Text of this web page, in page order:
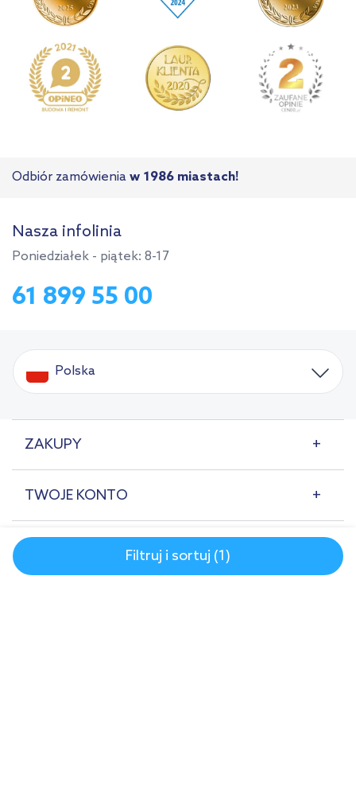
Odbiór zamówienia w 1986 miastach!
Nasza infolinia
Poniedziałek - piątek: 8-17
61 899 55 00
Polska
ZAKUPY
TWOJE KONTO
Filtruj i sortuj (1)